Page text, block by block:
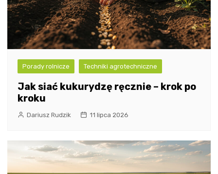
Porady rolnicze Techniki agrotechniczne
Jak siać kukurydzę ręcznie – krok po
kroku
Dariusz Rudzik 11 lipca 2026